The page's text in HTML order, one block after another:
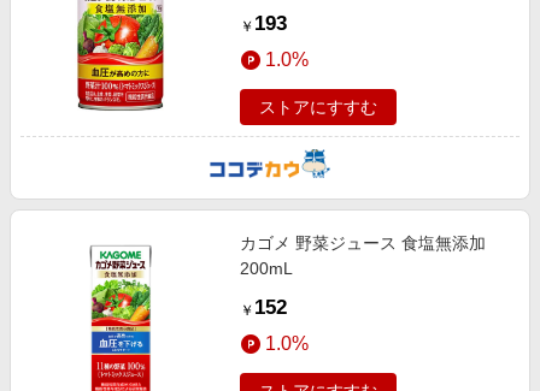
￥ 193
1.0%
ストアにすすむ
カゴメ 野菜ジュース 食塩無添加
200mL
￥ 152
1.0%